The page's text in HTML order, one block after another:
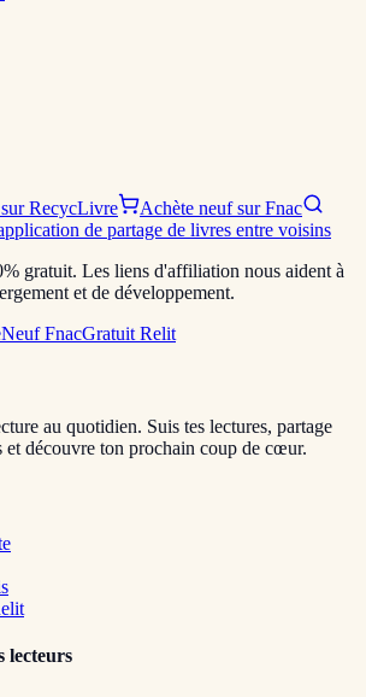
RecycLivre
Achète neuf sur Fnac
de partage de livres entre voisins
gratuit. Les liens d'affiliation nous aident à
et de développement.
Neuf FnacGratuit Relit
au quotidien. Suis tes lectures, partage
et découvre ton prochain coup de cœur.
lecteurs